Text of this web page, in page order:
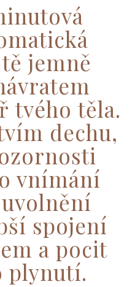
jemně
tvého těla.
dechu,
vnímání
spojení
a pocit